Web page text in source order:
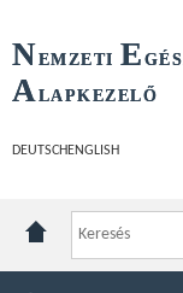
NEMZETI E
ALAPKEZELŐ
DEUTSCH ENGLISH